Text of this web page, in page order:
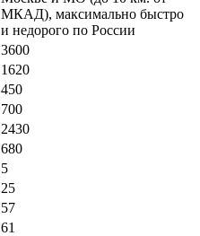
МКАД), максимально быстро
и недорого по России
3600
1620
450
700
2430
680
5
25
57
61